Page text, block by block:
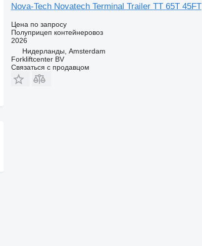
Nova-Tech Novatech Terminal Trailer TT 65T 45FT
Цена по запросу
Полуприцеп контейнеровоз
2026
Нидерланды, Amsterdam
Forkliftcenter BV
Связаться с продавцом